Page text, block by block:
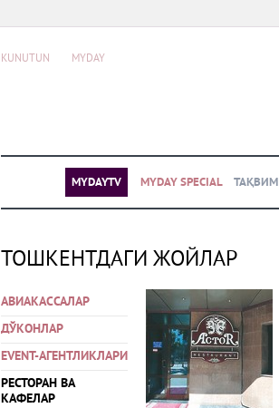
KUNUTUN MYDAY
MYDAYTV MYDAY SPECIAL ТАҚВИМ
ТОШКЕНТДАГИ ЖОЙЛАР
АВИАКАССАЛАР
ДЎКОНЛАР
EVENT-АГЕНТЛИКЛАРИ
РЕСТОРАН ВА
КАФЕЛАР